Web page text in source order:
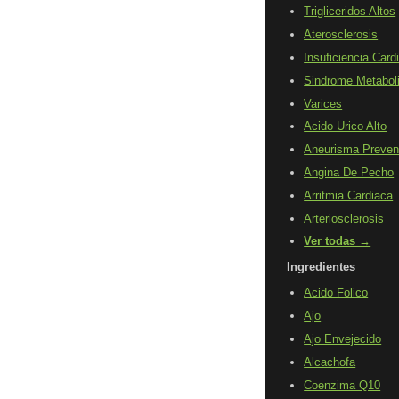
Trigliceridos Altos
Aterosclerosis
Insuficiencia
Sindrome
Varices
Acido Urico Alto
Aneurisma
Angina De Pecho
Arritmia Cardiaca
Arteriosclerosis
Ver todas →
Ingredientes
Acido Folico
Ajo
Ajo Envejecido
Alcachofa
Coenzima Q10